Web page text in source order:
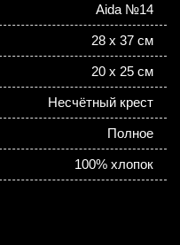
Aida №14
28 х 37 см
20 х 25 см
Несчётный крест
Полное
100% хлопок